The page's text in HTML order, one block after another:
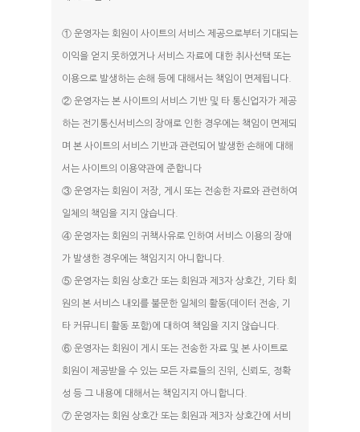
① 운영자는 회원이 사이트의 서비스 제공으로부터 기대되는
이익을 얻지 못하였거나 서비스 자료에 대한 취사선택 또는
이용으로 발생하는 손해 등에 대해서는 책임이 면제됩니다.
② 운영자는 본 사이트의 서비스 기반 및 타 통신업자가 제공
하는 전기통신서비스의 장애로 인한 경우에는 책임이 면제되
며 본 사이트의 서비스 기반과 관련되어 발생한 손해에 대해
서는 사이트의 이용약관에 준합니다
③ 운영자는 회원이 저장, 게시 또는 전송한 자료와 관련하여
일체의 책임을 지지 않습니다.
④ 운영자는 회원의 귀책사유로 인하여 서비스 이용의 장애
가 발생한 경우에는 책임지지 아니합니다.
⑤ 운영자는 회원 상호간 또는 회원과 제3자 상호간, 기타 회
원의 본 서비스 내외를 불문한 일체의 활동(데이터 전송, 기
타 커뮤니티 활동 포함)에 대하여 책임을 지지 않습니다.
⑥ 운영자는 회원이 게시 또는 전송한 자료 및 본 사이트로
회원이 제공받을 수 있는 모든 자료들의 진위, 신뢰도, 정확
성 등 그 내용에 대해서는 책임지지 아니합니다.
⑦ 운영자는 회원 상호간 또는 회원과 제3자 상호간에 서비